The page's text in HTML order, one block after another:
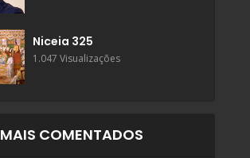
Niceia 325
1.047 Visualizações
MAIS COMENTADOS